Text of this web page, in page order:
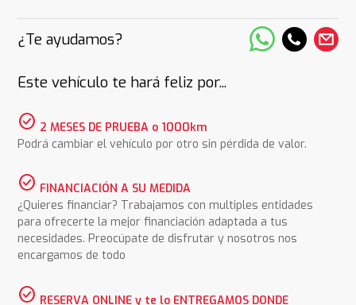
¿Te ayudamos?
Este vehículo te hará feliz por...
check_circle 2 MESES DE PRUEBA o 1000km
Podrá cambiar el vehículo por otro sin pérdida de valor.
check_circle FINANCIACIÓN A SU MEDIDA
¿Quieres financiar? Trabajamos con multiples entidades
para ofrecerte la mejor financiación adaptada a tus
necesidades. Preocúpate de disfrutar y nosotros nos
encargamos de todo
check_circle RESERVA ONLINE y te lo ENTREGAMOS DONDE